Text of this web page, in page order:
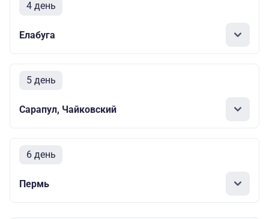
4 день
Елабуга
5 день
Сарапул, Чайковский
6 день
Пермь